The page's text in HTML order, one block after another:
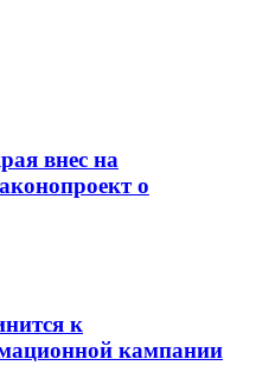
внес на
о
к
кампании